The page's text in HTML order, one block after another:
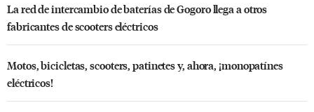
La red de intercambio de baterías de Gogoro llega a otros
fabricantes de scooters eléctricos
Motos, bicicletas, scooters, patinetes y, ahora, ¡monopatínes
eléctricos!